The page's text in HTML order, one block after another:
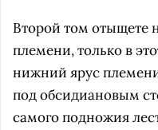
Второй том отыщете
племени, только в
нижний ярус
под обсидиановым
самого подножия